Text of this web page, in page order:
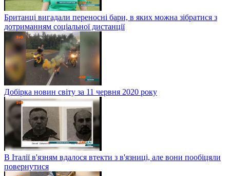
Британці вигадали переносні бари, в яких можна зібратися з
дотриманням соціальної дистанції
Добірка новин світу за 11 червня 2020 року
В Італії в'язням вдалося втекти з в'язниці, але вони пообіцяли
повернутися